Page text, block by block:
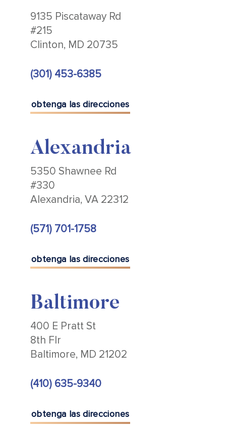
9135 Piscataway Rd
#215
Clinton, MD 20735
(301) 453-6385
obtenga las direcciones
Alexandria
5350 Shawnee Rd
#330
Alexandria, VA 22312
(571) 701-1758
obtenga las direcciones
Baltimore
400 E Pratt St
8th Flr
Baltimore, MD 21202
(410) 635-9340
obtenga las direcciones